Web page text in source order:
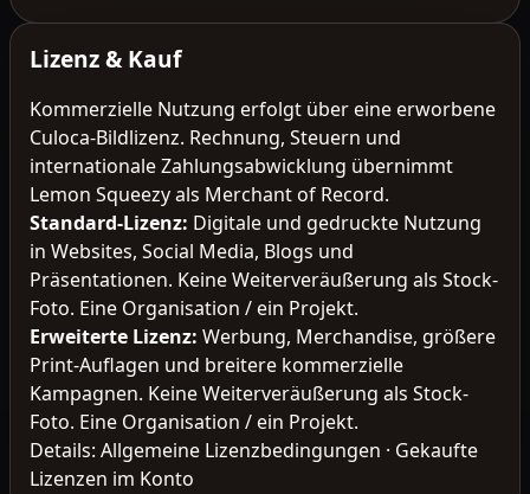
Lizenz & Kauf
Kommerzielle Nutzung erfolgt über eine erworbene
Culoca-Bildlizenz. Rechnung, Steuern und
internationale Zahlungsabwicklung übernimmt
Lemon Squeezy als Merchant of Record.
Standard-Lizenz: Digitale und gedruckte Nutzung
in Websites, Social Media, Blogs und
Präsentationen. Keine Weiterveräußerung als Stock-
Foto. Eine Organisation / ein Projekt.
Erweiterte Lizenz: Werbung, Merchandise, größere
Print-Auflagen und breitere kommerzielle
Kampagnen. Keine Weiterveräußerung als Stock-
Foto. Eine Organisation / ein Projekt.
Details: Allgemeine Lizenzbedingungen · Gekaufte
Lizenzen im Konto